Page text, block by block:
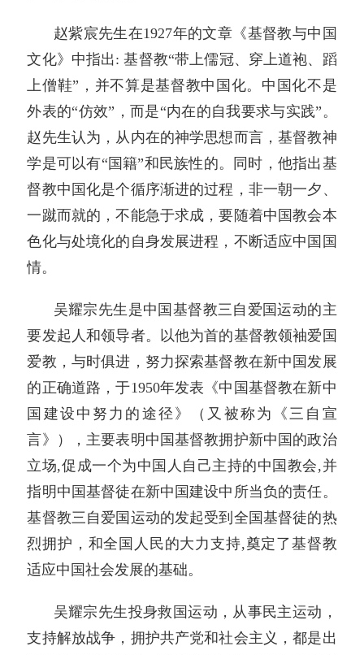
赵紫宸先生在1927年的文章《基督教与中国
文化》中指出: 基督教“带上儒冠、穿上道袍、蹈
上僧鞋”，并不算是基督教中国化。中国化不是
外表的“仿效”，而是“内在的自我要求与实践”。
赵先生认为，从内在的神学思想而言，基督教神
学是可以有“国籍”和民族性的。同时，他指出基
督教中国化是个循序渐进的过程，非一朝一夕、
一蹴而就的，不能急于求成，要随着中国教会本
色化与处境化的自身发展进程，不断适应中国国
情。
吴耀宗先生是中国基督教三自爱国运动的主
要发起人和领导者。以他为首的基督教领袖爱国
爱教，与时俱进，努力探索基督教在新中国发展
的正确道路，于1950年发表《中国基督教在新中
国建设中努力的途径》（又被称为《三自宣
言》），主要表明中国基督教拥护新中国的政治
立场,促成一个为中国人自己主持的中国教会,并
指明中国基督徒在新中国建设中所当负的责任。
基督教三自爱国运动的发起受到全国基督徒的热
烈拥护，和全国人民的大力支持,奠定了基督教
适应中国社会发展的基础。
吴耀宗先生投身救国运动，从事民主运动，
支持解放战争，拥护共产党和社会主义，都是出